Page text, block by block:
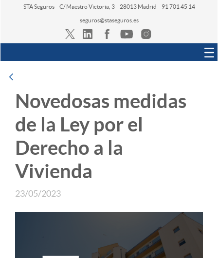
STA Seguros C/ Maestro Victoria, 3 28013 Madrid 91 701 45 14
seguros@staseguros.es
Navegación
Novedosas medidas
de la Ley por el
Derecho a la
Vivienda
23/05/2023